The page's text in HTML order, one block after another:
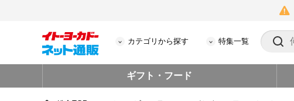
カテゴリから探す 特集一覧
ギフト・フード